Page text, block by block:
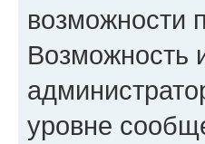
возможности
Возможность
уровне